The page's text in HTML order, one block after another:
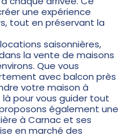
une expérience
tout en préservant la
saisonnières,
la vente de maisons
Que vous
avec balcon près
votre maison à
pour vous guider tout
également une
à Carnac et ses
en marché des